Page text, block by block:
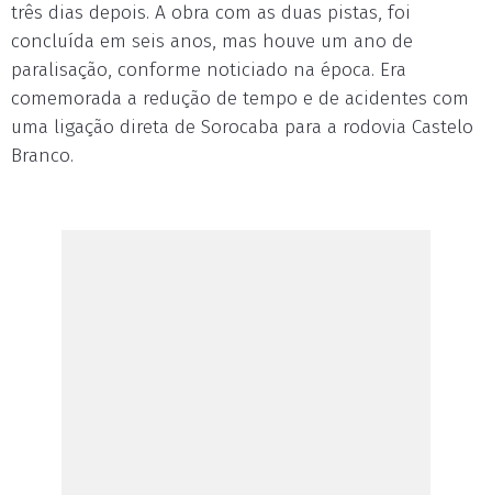
três dias depois. A obra com as duas pistas, foi
concluída em seis anos, mas houve um ano de
paralisação, conforme noticiado na época. Era
comemorada a redução de tempo e de acidentes com
uma ligação direta de Sorocaba para a rodovia Castelo
Branco.